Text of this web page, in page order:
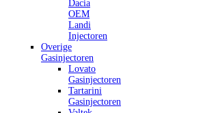
Dacia
OEM
Landi
Injectoren
Overige
Gasinjectoren
Lovato
Gasinjectoren
Tartarini
Gasinjectoren